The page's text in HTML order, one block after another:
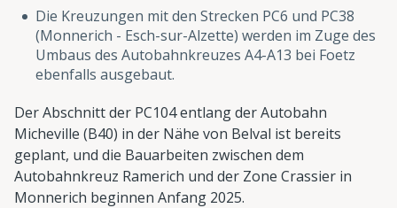
Die Kreuzungen mit den Strecken PC6 und PC38
(Monnerich - Esch-sur-Alzette) werden im Zuge des
Umbaus des Autobahnkreuzes A4-A13 bei Foetz
ebenfalls ausgebaut.
Der Abschnitt der PC104 entlang der Autobahn
Micheville (B40) in der Nähe von Belval ist bereits
geplant, und die Bauarbeiten zwischen dem
Autobahnkreuz Ramerich und der Zone Crassier in
Monnerich beginnen Anfang 2025.